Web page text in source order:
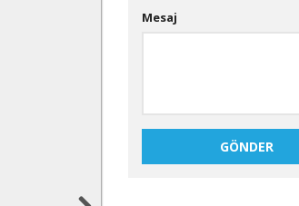
Mesaj
GÖNDER